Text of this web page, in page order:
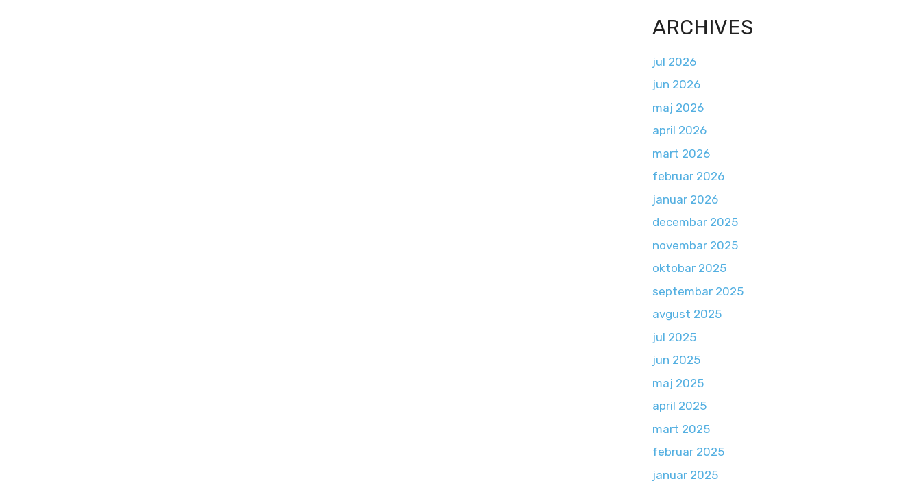
ARCHIVES
jul 2026
jun 2026
maj 2026
april 2026
mart 2026
februar 2026
januar 2026
decembar 2025
novembar 2025
oktobar 2025
septembar 2025
avgust 2025
jul 2025
jun 2025
maj 2025
april 2025
mart 2025
februar 2025
januar 2025